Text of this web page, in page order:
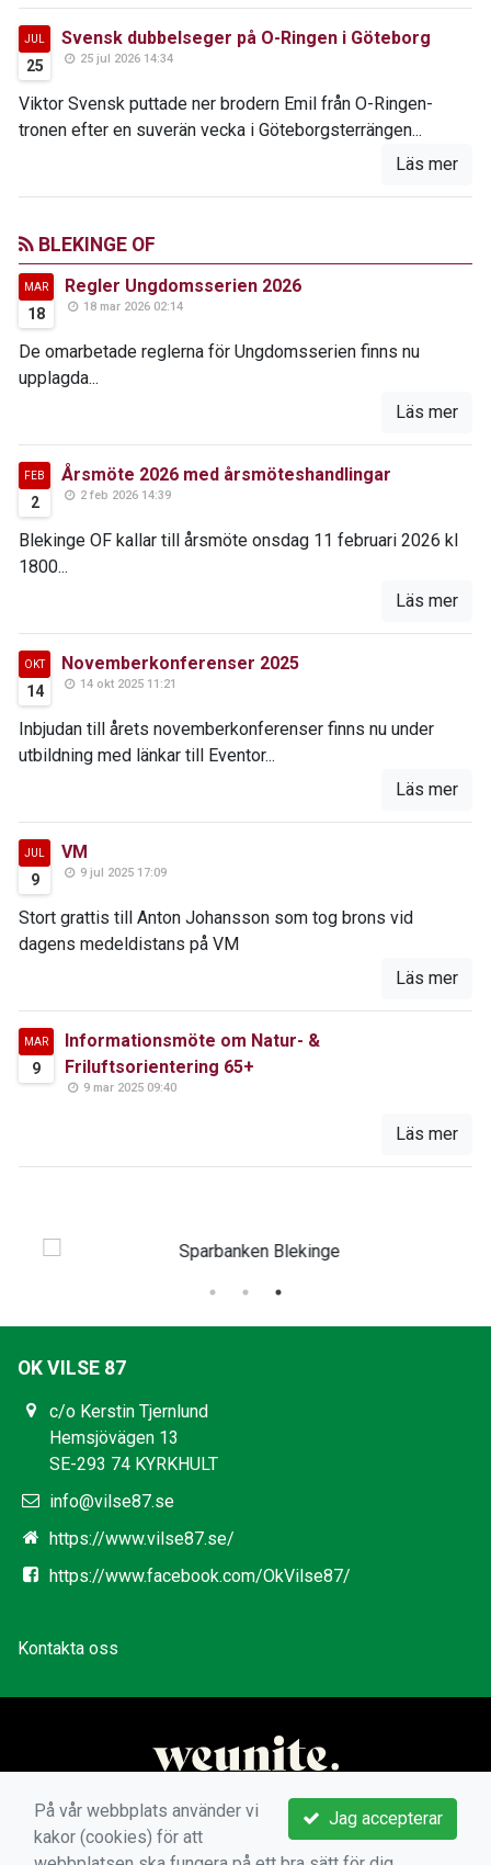
JUL
25
Svensk dubbelseger på O-Ringen i Göteborg
25 jul 2026 14:34
Viktor Svensk puttade ner brodern Emil från O-Ringen-
tronen efter en suverän vecka i Göteborgsterrängen...
Läs mer
BLEKINGE OF
MAR
18
Regler Ungdomsserien 2026
18 mar 2026 02:14
De omarbetade reglerna för Ungdomsserien finns nu
upplagda...
Läs mer
FEB
2
Årsmöte 2026 med årsmöteshandlingar
2 feb 2026 14:39
Blekinge OF kallar till årsmöte onsdag 11 februari 2026 kl
1800...
Läs mer
OKT
14
Novemberkonferenser 2025
14 okt 2025 11:21
Inbjudan till årets novemberkonferenser finns nu under
utbildning med länkar till Eventor...
Läs mer
JUL
9
VM
9 jul 2025 17:09
Stort grattis till Anton Johansson som tog brons vid
dagens medeldistans på VM
Läs mer
MAR
9
Informationsmöte om Natur- &
Friluftsorientering 65+
9 mar 2025 09:40
Läs mer
OK VILSE 87
c/o Kerstin Tjernlund
Hemsjövägen 13
SE-293 74 KYRKHULT
info@vilse87.se
https://www.vilse87.se/
https://www.facebook.com/OkVilse87/
Kontakta oss
Jag accepterar
På vår webbplats använder vi
kakor (cookies) för att